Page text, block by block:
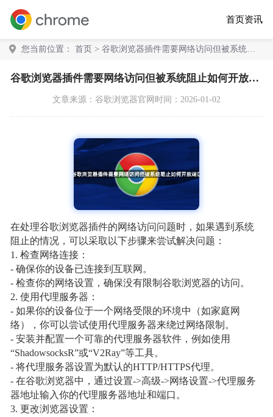
首页资讯
您当前位置： 首页 > 谷歌浏览器插件需要网络访问但被系统阻
谷歌浏览器插件需要网络访问但被系统阻止如何开放端口
文章来源： 谷歌浏览器官网 时间：2026-01-02
在处理谷歌浏览器插件的网络访问问题时，如果遇到系统
阻止的情况，可以采取以下步骤来尝试解决问题：
1. 检查网络连接：
- 确保你的设备已连接到互联网。
- 检查你的网络设置，确保没有限制谷歌浏览器的访问。
2. 使用代理服务器：
- 如果你的设备位于一个网络受限的环境中（如家庭网
络），你可以尝试使用代理服务器来绕过网络限制。
- 安装并配置一个可靠的代理服务器软件，例如使用
“ShadowsocksR”或“V2Ray”等工具。
- 将代理服务器设置为默认的HTTP/HTTPS代理。
- 在谷歌浏览器中，通过设置->高级->网络设置->代理服务
器地址输入你的代理服务器地址和端口。
3. 更改浏览器设置：